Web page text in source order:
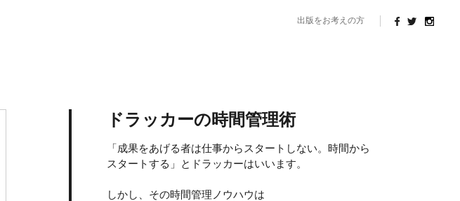
出版をお考えの方
ドラッカーの時間管理術
「成果をあげる者は仕事からスタートしない。時間から
スタートする」とドラッカーはいいます。
しかし、その時間管理ノウハウは